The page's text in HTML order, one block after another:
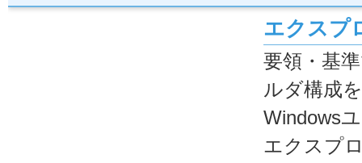
エクスプ
要領・基
ルダ構成
Windows
エクスプ